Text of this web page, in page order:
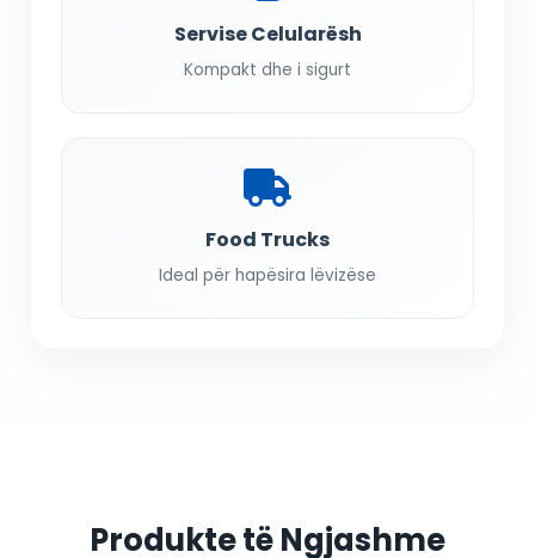
Servise Celularësh
Kompakt dhe i sigurt
Food Trucks
Ideal për hapësira lëvizëse
Produkte të Ngjashme